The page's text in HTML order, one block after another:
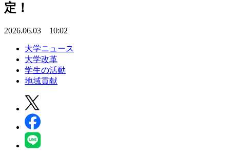
定！
2026.06.03 10:02
大学ニュース
大学改革
学生の活動
地域貢献